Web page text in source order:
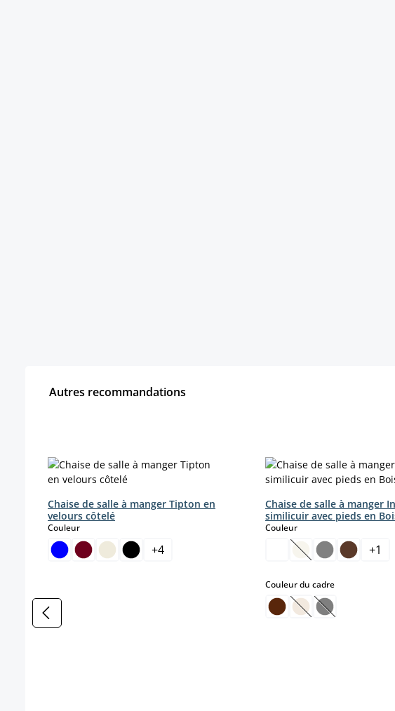
Autres recommandations
Chaise de salle à manger Tipton en
velours côtelé
Couleurselect
+4
Chaise de salle à manger
similicuir avec pieds en
Couleurselect
(Cette option n'est
+1
Couleur du cadreselect
(Cette option n'est
(Cette option